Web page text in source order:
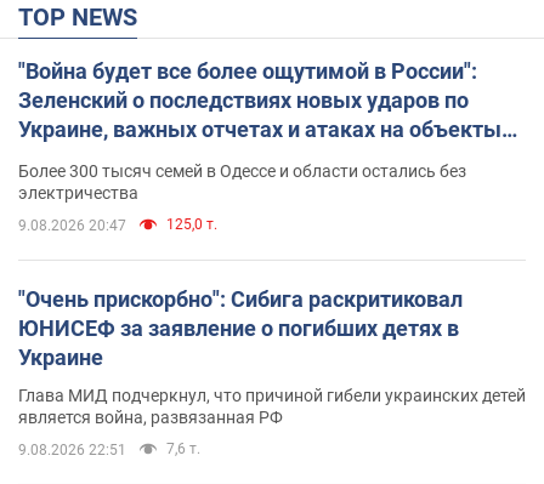
TOP NEWS
"Война будет все более ощутимой в России":
Зеленский о последствиях новых ударов по
Украине, важных отчетах и атаках на объекты
противника. Видео
Более 300 тысяч семей в Одессе и области остались без
электричества
9.08.2026 20:47 125,0 т.
"Очень прискорбно": Сибига раскритиковал
ЮНИСЕФ за заявление о погибших детях в
Украине
Глава МИД подчеркнул, что причиной гибели украинских детей
является война, развязанная РФ
9.08.2026 22:51 7,6 т.